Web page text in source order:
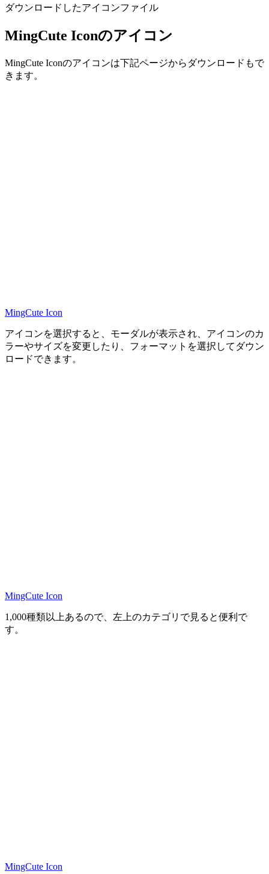
ダウンロードしたアイコンファイル
MingCute Iconのアイコン
MingCute Iconのアイコンは下記ページからダウンロードもで
きます。
MingCute Icon
アイコンを選択すると、モーダルが表示され、アイコンのカ
ラーやサイズを変更したり、フォーマットを選択してダウン
ロードできます。
MingCute Icon
1,000種類以上あるので、左上のカテゴリで見ると便利で
す。
MingCute Icon